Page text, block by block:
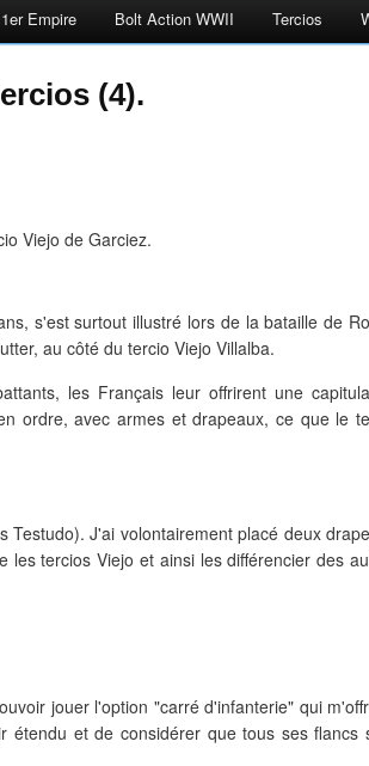
Empire Bolt Action WWII Tercios
(4).
Viejo de Garciez.
s'est surtout illustré lors de la bataille de
au côté du tercio Viejo Villalba.
les Français leur offrirent une
ordre, avec armes et drapeaux, ce que le
Testudo). J'ai volontairement placé deux
tercios Viejo et ainsi les différencier des
jouer l'option "carré d'infanterie" qui
étendu et de considérer que tous ses flancs